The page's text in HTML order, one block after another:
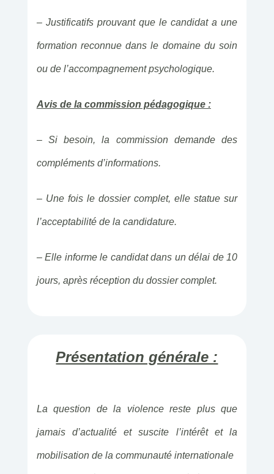
– Justificatifs prouvant que le candidat a une
formation reconnue dans le domaine du soin
ou de l’accompagnement psychologique.
Avis de la commission pédagogique :
– Si besoin, la commission demande des
compléments d’informations.
– Une fois le dossier complet, elle statue sur
l’acceptabilité de la candidature.
– Elle informe le candidat dans un délai de 10
jours, après réception du dossier complet.
Présentation générale :
La question de la violence reste plus que
jamais d’actualité et suscite l’intérêt et la
mobilisation de la communauté internationale